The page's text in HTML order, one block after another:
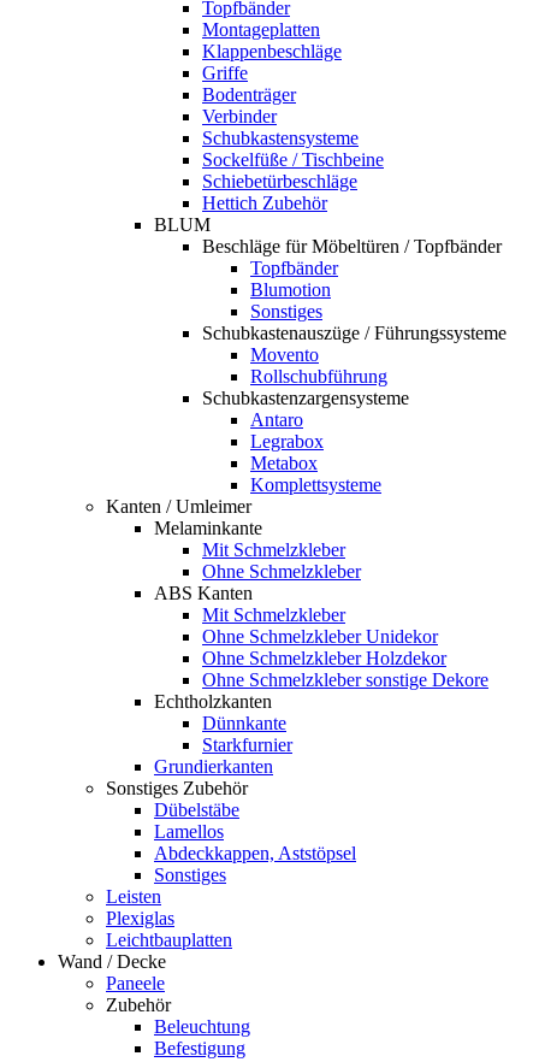
Topfbänder
Montageplatten
Klappenbeschläge
Griffe
Bodenträger
Verbinder
Schubkastensysteme
Sockelfüße / Tischbeine
Schiebetürbeschläge
Hettich Zubehör
BLUM
Beschläge für Möbeltüren / Topfbänder
Topfbänder
Blumotion
Sonstiges
Schubkastenauszüge / Führungssysteme
Movento
Rollschubführung
Schubkastenzargensysteme
Antaro
Legrabox
Metabox
Komplettsysteme
Kanten / Umleimer
Melaminkante
Mit Schmelzkleber
Ohne Schmelzkleber
ABS Kanten
Mit Schmelzkleber
Ohne Schmelzkleber Unidekor
Ohne Schmelzkleber Holzdekor
Ohne Schmelzkleber sonstige Dekore
Echtholzkanten
Dünnkante
Starkfurnier
Grundierkanten
Sonstiges Zubehör
Dübelstäbe
Lamellos
Abdeckkappen, Aststöpsel
Sonstiges
Leisten
Plexiglas
Leichtbauplatten
Wand / Decke
Paneele
Zubehör
Beleuchtung
Befestigung